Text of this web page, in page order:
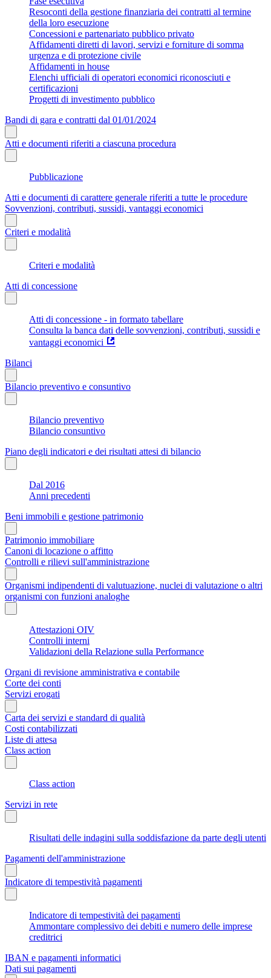
Resoconti della gestione finanziaria dei contratti al termine
della loro esecuzione
Concessioni e partenariato pubblico privato
Affidamenti diretti di lavori, servizi e forniture di somma
urgenza e di protezione civile
Affidamenti in house
Elenchi ufficiali di operatori economici riconosciuti e
certificazioni
Progetti di investimento pubblico
Bandi di gara e contratti dal 01/01/2024
Atti e documenti riferiti a ciascuna procedura
Pubblicazione
Atti e documenti di carattere generale riferiti a tutte le procedure
Sovvenzioni, contributi, sussidi, vantaggi economici
Criteri e modalità
Criteri e modalità
Atti di concessione
Atti di concessione - in formato tabellare
Consulta la banca dati delle sovvenzioni, contributi, sussidi e
vantaggi economici
Bilanci
Bilancio preventivo e consuntivo
Bilancio preventivo
Bilancio consuntivo
Piano degli indicatori e dei risultati attesi di bilancio
Dal 2016
Anni precedenti
Beni immobili e gestione patrimonio
Patrimonio immobiliare
Canoni di locazione o affitto
Controlli e rilievi sull'amministrazione
Organismi indipendenti di valutuazione, nuclei di valutazione o altri
organismi con funzioni analoghe
Attestazioni OIV
Controlli interni
Validazioni della Relazione sulla Performance
Organi di revisione amministrativa e contabile
Corte dei conti
Servizi erogati
Carta dei servizi e standard di qualità
Costi contabilizzati
Liste di attesa
Class action
Class action
Servizi in rete
Risultati delle indagini sulla soddisfazione da parte degli utenti
Pagamenti dell'amministrazione
Indicatore di tempestività pagamenti
Indicatore di tempestività dei pagamenti
Ammontare complessivo dei debiti e numero delle imprese
creditrici
IBAN e pagamenti informatici
Dati sui pagamenti